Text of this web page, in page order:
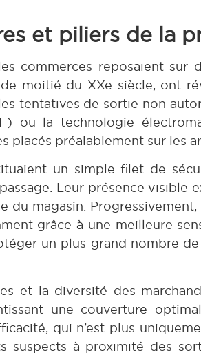
et piliers de la
commerces reposaient sur
moitié du XXe siècle, ont
tentatives de sortie non
ou la technologie
placés préalablement sur les
un simple filet de
Leur présence
du magasin.
grâce à une meilleure
un plus grand nombre
et la diversité des
une couverture
qui n’est plus
suspects à proximité des